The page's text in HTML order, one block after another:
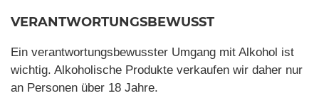
VERANTWORTUNGSBEWUSST
Ein verantwortungsbewusster Umgang mit Alkohol ist
wichtig. Alkoholische Produkte verkaufen wir daher nur
an Personen über 18 Jahre.